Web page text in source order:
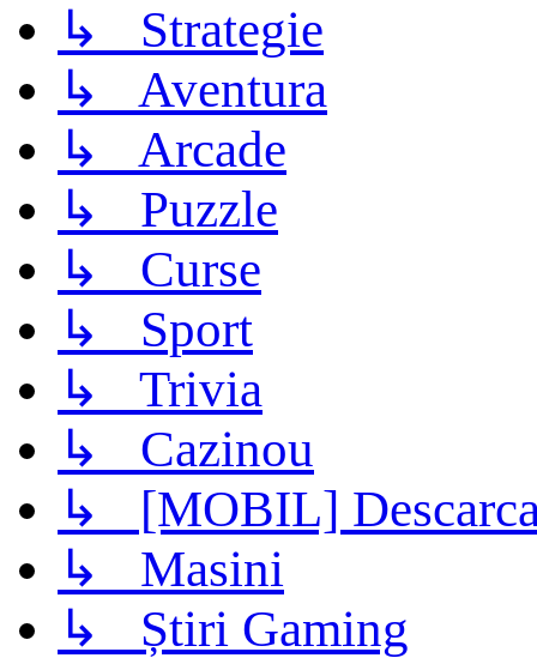
↳ Strategie
↳ Aventura
↳ Arcade
↳ Puzzle
↳ Curse
↳ Sport
↳ Trivia
↳ Cazinou
↳ [MOBIL]
↳ Masini
↳ Știri Gaming